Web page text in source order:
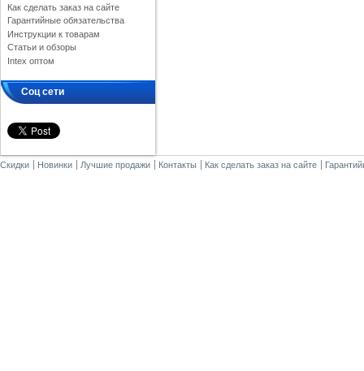
Как сделать заказ на сайте
Гарантийные обязательства
Инструкции к товарам
Статьи и обзоры
Intex оптом
Соц сети
Скидки Новинки Лучшие продажи Контакты Как сделать заказ на сайте